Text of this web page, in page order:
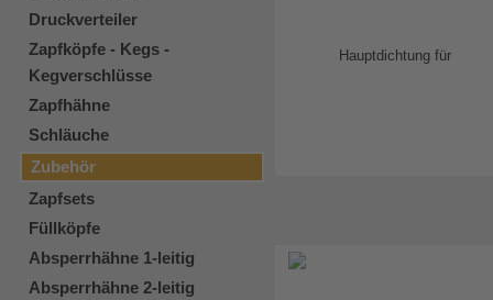
Druckverteiler
Zapfköpfe - Kegs -
Kegverschlüsse
Zapfhähne
Schläuche
Zubehör
Zapfsets
Füllköpfe
Absperrhähne 1-leitig
Absperrhähne 2-leitig